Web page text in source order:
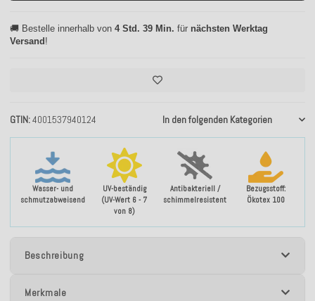
Wasser- und
schmutzabweisend
UV-beständig
(UV-Wert 6 - 7
von 8)
Antibakteriell /
schimmelresistent
Bezugsstoff:
Ökotex 100
GTIN 4001537940124 In den folgenden Kategorien
🚚 Bestelle innerhalb von 4 Std. 39 Min. für nächsten Werktag
Versand !
Beschreibung
Merkmale